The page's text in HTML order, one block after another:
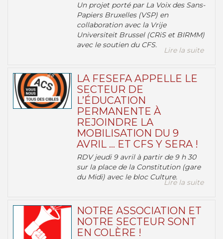
Un projet porté par La Voix des Sans-
Papiers Bruxelles (VSP) en
collaboration avec la Vrije
Universiteit Brussel (CRiS et BIRMM)
avec le soutien du CFS.
Lire la suite
LA FESEFA APPELLE LE
SECTEUR DE
L’ÉDUCATION
PERMANENTE À
REJOINDRE LA
MOBILISATION DU 9
AVRIL … ET CFS Y SERA !
RDV jeudi 9 avril à partir de 9 h 30
sur la place de la Constitution (gare
du Midi) avec le bloc Culture.
Lire la suite
NOTRE ASSOCIATION ET
NOTRE SECTEUR SONT
EN COLÈRE !